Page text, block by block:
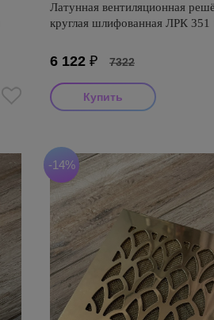
Латунная вентиляционная
круглая шлифованная ЛРК
6 122 ₽ 7322
-14%